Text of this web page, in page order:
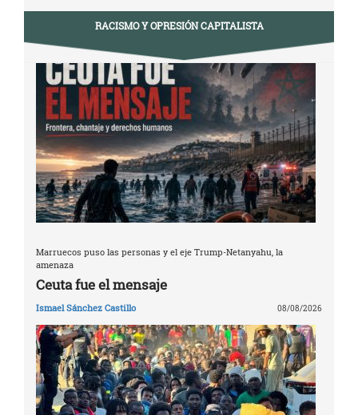
RACISMO Y OPRESIÓN CAPITALISTA
Marruecos puso las personas y el eje Trump-Netanyahu, la
amenaza
Ceuta fue el mensaje
Ismael Sánchez Castillo 08/08/2026